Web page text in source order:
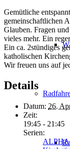
Gemütliche
gemeinschaftlichen
Glauben. Fragen
vieles mehr. Ein
Ein ca. 2stündiges
katholischen
Wir freuen uns auf
Details
Datum: 26.
Zeit:
19:45 - 21:45
Serien: